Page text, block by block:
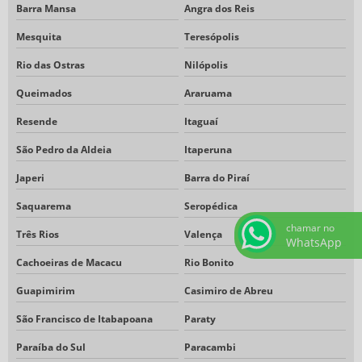
Barra Mansa Angra dos Reis
Mesquita Teresópolis
Rio das Ostras Nilópolis
Queimados Araruama
Resende Itaguaí
São Pedro da Aldeia Itaperuna
Japeri Barra do Piraí
Saquarema Seropédica
Três Rios Valença
Cachoeiras de Macacu Rio Bonito
Guapimirim Casimiro de Abreu
São Francisco de Itabapoana Paraty
Paraíba do Sul Paracambi
chamar no
WhatsApp